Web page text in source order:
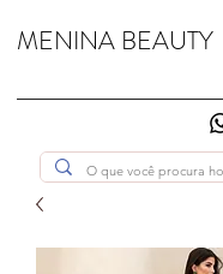
MENINA BEAUTY